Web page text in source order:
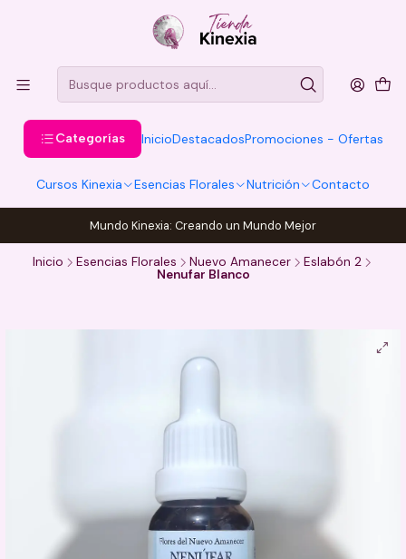
Categorías InicioDestacadosPromociones - Ofertas
Cursos Kinexia Esencias Florales Nutrición Contacto
Mundo Kinexia: Creando un Mundo Mejor
Inicio Esencias Florales Nuevo Amanecer
Eslabón 2
Nenufar Blanco